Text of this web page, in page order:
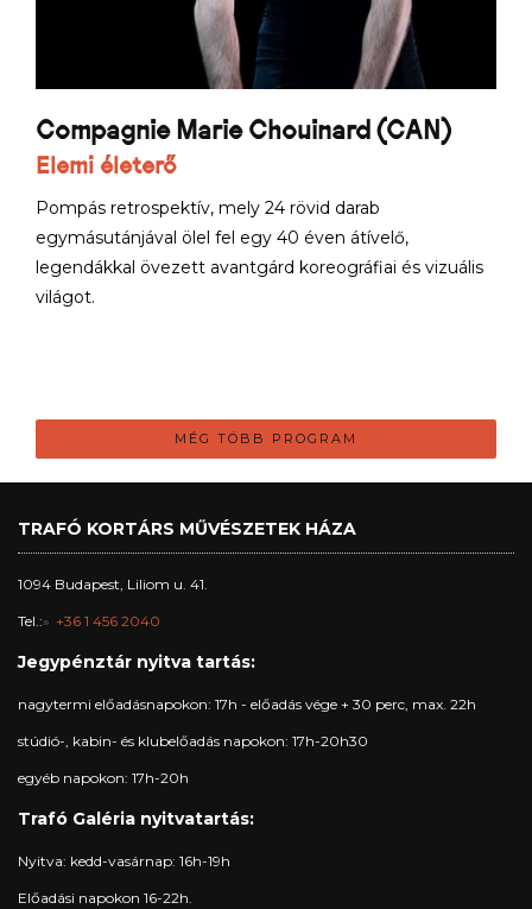
Compagnie Marie Chouinard (CAN)
Elemi életerő
Pompás retrospektív, mely 24 rövid darab
egymásutánjával ölel fel egy 40 éven átívelő,
legendákkal övezett avantgárd koreográfiai és vizuális
világot.
MÉG TÖBB PROGRAM
TRAFÓ KORTÁRS MŰVÉSZETEK HÁZA
1094 Budapest, Liliom u. 41.
Tel.: +36 1 456 2040
Jegypénztár nyitva tartás:
nagytermi előadásnapokon: 17h - előadás vége + 30 perc, max. 22h
stúdió-, kabin- és klubelőadás napokon: 17h-20h30
egyéb napokon: 17h-20h
Trafó Galéria nyitvatartás:
Nyitva: kedd-vasárnap: 16h-19h
Előadási napokon 16-22h.